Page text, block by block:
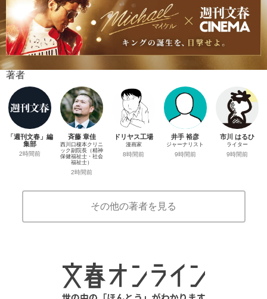
著者
「週刊文春」編
集部
2時間前
斉藤 章佳
西川口榎本クリニ
ック副院長（精神
保健福祉士・社会
福祉士）
2時間前
ドリヤス工場
漫画家
8時間前
井手 裕彦
ジャーナリスト
9時間前
市川 はるひ
ライター
9時間前
その他の著者を見る